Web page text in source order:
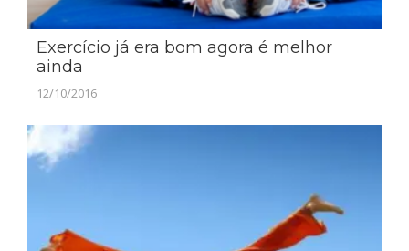
Exercício já era bom agora é melhor
ainda
12/10/2016